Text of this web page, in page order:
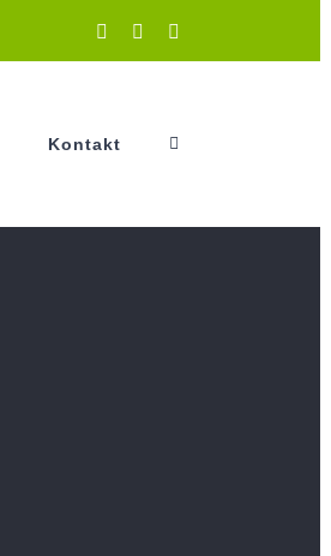
InstagramFacebook
Kontakt